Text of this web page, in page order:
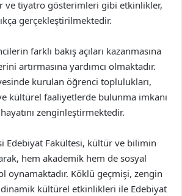
ve tiyatro gösterimleri gibi etkinlikler,
gerçekleştirilmektedir.
farklı bakış açıları kazanmasına
artırmasına yardımcı olmaktadır.
kurulan öğrenci toplulukları,
kültürel faaliyetlerde bulunma imkanı
zenginleştirmektedir.
Edebiyat Fakültesi, kültür ve bilimin
hem akademik hem de sosyal
oynamaktadır. Köklü geçmişi, zengin
dinamik kültürel etkinlikleri ile Edebiyat